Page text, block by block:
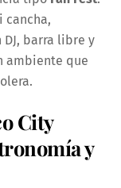
cancha,
barra libre y
ambiente que
City
y